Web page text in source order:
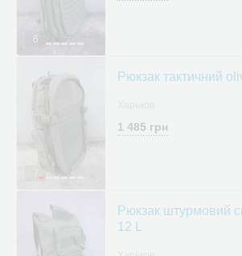
6
7
Рюкзак тактичний
1 485 грн
Рюкзак штурмовий
12 L